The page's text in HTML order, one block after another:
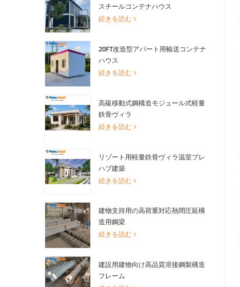
スチールコンテナハウス
続きを読む
20FT改造型アパート用輸送コンテナ
ハウス
続きを読む
高級移動式鋼構造モジュール式軽量
鉄骨ヴィラ
続きを読む
リゾート用軽量鉄骨ヴィラ温室プレ
ハブ建築
続きを読む
建物支持用の高荷重対応熱間圧延構
造用鋼梁
続きを読む
建設用建物向け高品質溶接鋼製構造
フレーム